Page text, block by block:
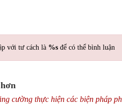
với tư cách là %s để có thể bình luận
cường thực hiện các biện pháp